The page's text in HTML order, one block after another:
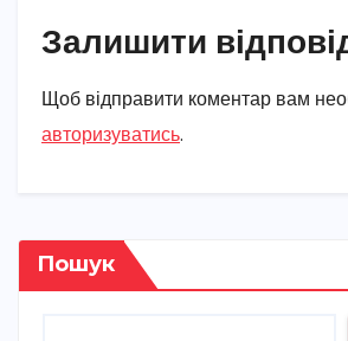
Залишити
Щоб відправити коментар вам
авторизуватись.
Пошук